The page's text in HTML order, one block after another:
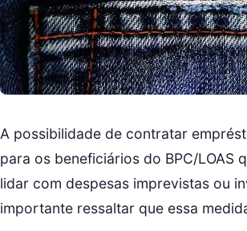
A possibilidade de contratar
para os beneficiários do BPC/LOAS
lidar com despesas imprevistas ou
importante ressaltar que essa